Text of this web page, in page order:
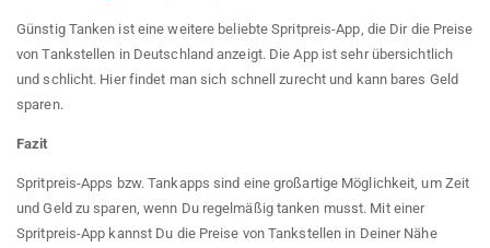
Günstig Tanken ist eine weitere beliebte Spritpreis-App, die Dir die Preise
von Tankstellen in Deutschland anzeigt. Die App ist sehr übersichtlich
und schlicht. Hier findet man sich schnell zurecht und kann bares Geld
sparen.
Fazit
Spritpreis-Apps bzw. Tankapps sind eine großartige Möglichkeit, um Zeit
und Geld zu sparen, wenn Du regelmäßig tanken musst. Mit einer
Spritpreis-App kannst Du die Preise von Tankstellen in Deiner Nähe